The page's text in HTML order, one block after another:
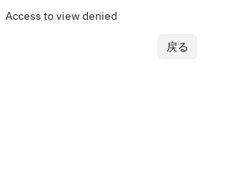
Access to view denied
戻る